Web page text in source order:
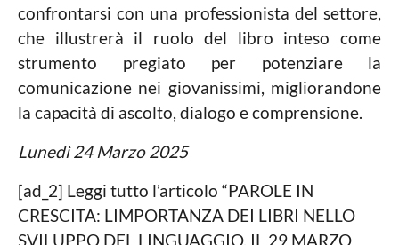
confrontarsi con una professionista del settore,
che illustrerà il ruolo del libro inteso come
strumento pregiato per potenziare la
comunicazione nei giovanissimi, migliorandone
la capacità di ascolto, dialogo e comprensione.
Lunedì 24 Marzo 2025
[ad_2] Leggi tutto l’articolo “PAROLE IN
CRESCITA: LIMPORTANZA DEI LIBRI NELLO
SVILUPPO DEL LINGUAGGIO. IL 29 MARZO